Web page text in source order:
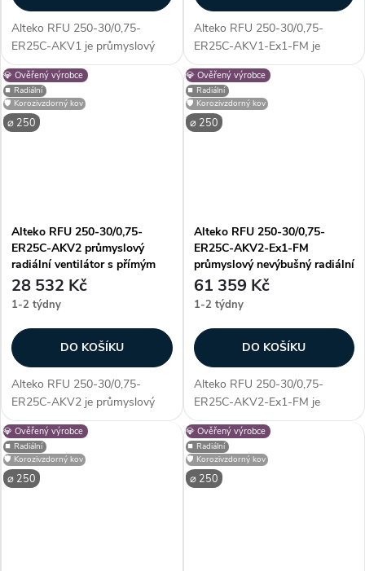
Alteko RFU 250-30/0,75-
ER25C-AKV1 je průmyslový
radiální ventilátor s přímým
pohonem AC, určený pro
profesionální využití. Vyniká
především unikátností
konstrukce - díky...
Alteko RFU 250-30/0,75-
ER25C-AKV1-Ex1-FM je
průmyslový nevýbušný radiální
ventilátor s přímým pohonem
AC, určený pro profesionální
využití. Vyniká především
unikátností...
💎 Ověřený výrobce
⌀ 250
⏹️ Radiální
🛡️ Korozivzdorný kov
Alteko RFU 250-30/0,75-
ER25C-AKV2 průmyslový
radiální ventilátor s přímým
pohonem AC
28 532 Kč
1-2 týdny
DO KOŠÍKU
Alteko RFU 250-30/0,75-
ER25C-AKV2 je průmyslový
radiální ventilátor s přímým
pohonem AC, určený pro
profesionální využití. Vyniká
především unikátností
konstrukce - díky...
💎 Ověřený výrobce
⌀ 250
⏹️ Radiální
🛡️ Korozivzdorný kov
Alteko RFU 250-30/0,75-
ER25C-AKV2-Ex1-FM
průmyslový nevýbušný radiální
ventilátor s přímým pohonem
AC
61 359 Kč
1-2 týdny
DO KOŠÍKU
Alteko RFU 250-30/0,75-
ER25C-AKV2-Ex1-FM je
průmyslový nevýbušný radiální
ventilátor s přímým pohonem
AC, určený pro profesionální
využití. Vyniká především
unikátností...
💎 Ověřený výrobce
⌀ 250
⏹️ Radiální
🛡️ Korozivzdorný kov
💎 Ověřený výrobce
⌀ 250
⏹️ Radiální
🛡️ Korozivzdorný kov